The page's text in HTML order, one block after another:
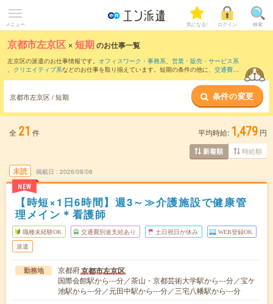
メニュー 気になる! ログイン 検索
京都市左京区 ×短期のお仕事一覧
左京区の派遣のお仕事情報です。 オフィスワーク・事務系、 営業・販売・サービス系
、 クリエイティブ系などのお仕事を取り揃えています。短期の条件の他に、 交通費別
京都市左京区 / 短期 条件の変更
全 21 件 平均時給: 1,479 円
新着順 時給順
未読
NEW
掲載日 2026/08/08
【時短×1日6時間】週3～≫介護施設で健康管
理メイン＊看護師
職種未経験OK 交通費別途支給あり 土日祝日が休み WEB登録OK
派遣
勤務地 京都府京都市左京区
国際会館駅から---分／茶山・京都芸術大学駅から---分／宝ケ
池駅から---分／元田中駅から---分／三宅八幡駅から---分